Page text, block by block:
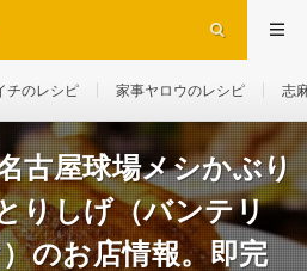
チのレシピ 家事ヤロウのレシピ 志
古屋球場メシかぶり
りしげ（バンテリ
のお店情報。即完